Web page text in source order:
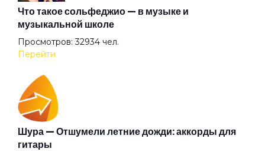
Герр Захер Мазох
Гильотины сечение
Гиперболоид
Глаза очерчены углём
Что такое сольфеджио — в музыке и
музыкальной школе
Просмотров: 32934 чел.
Перейти
Шура — Отшумели летние дожди: аккорды для
гитары